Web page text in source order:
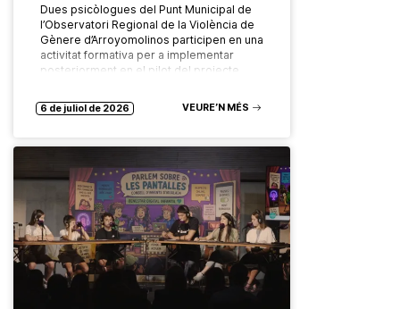
Dues psicòlogues del Punt Municipal de
l’Observatori Regional de la Violència de
Gènere d’Arroyomolinos participen en una
activitat formativa per a implementar
posteriorment en el pilot del projecte
6 de juliol de 2026 VEURE’N MÉS